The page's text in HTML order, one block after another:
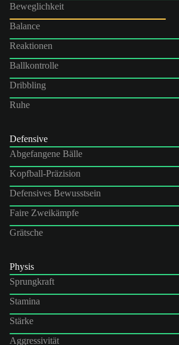
Beweglichkeit
Balance
Reaktionen
Ballkontrolle
Dribbling
Ruhe
Defensive
Abgefangene Bälle
Kopfball-Präzision
Defensives Bewusstsein
Faire Zweikämpfe
Grätsche
Physis
Sprungkraft
Stamina
Stärke
Aggressivität